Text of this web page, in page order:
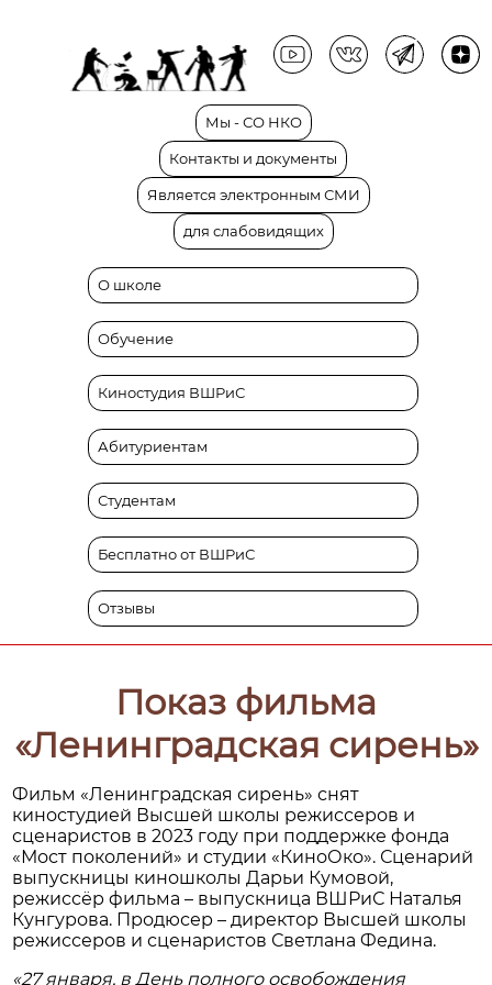
Мы - СО НКО
Контакты и документы
Является электронным СМИ
для слабовидящих
О школе
Обучение
Киностудия ВШРиС
Абитуриентам
Студентам
Бесплатно от ВШРиС
Отзывы
Показ фильма
«Ленинградская сирень»
Фильм «Ленинградская сирень» снят
киностудией Высшей школы режиссеров и
сценаристов в 2023 году при поддержке фонда
«Мост поколений» и студии «КиноОко». Сценарий
выпускницы киношколы Дарьи Кумовой,
режиссёр фильма – выпускница ВШРиС Наталья
Кунгурова. Продюсер – директор Высшей школы
режиссеров и сценаристов Светлана Федина.
«27 января, в День полного освобождения